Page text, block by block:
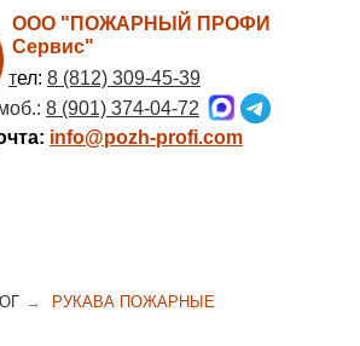
ООО "ПОЖАРНЫЙ ПРОФИ
Сервис"
info@pozh-profi.com
тел: 8 (812) 309-45-39
8 (901) 374-04-72
→ РУКАВА ПОЖАРНЫЕ